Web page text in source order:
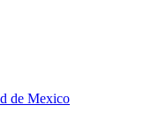
de Mexico